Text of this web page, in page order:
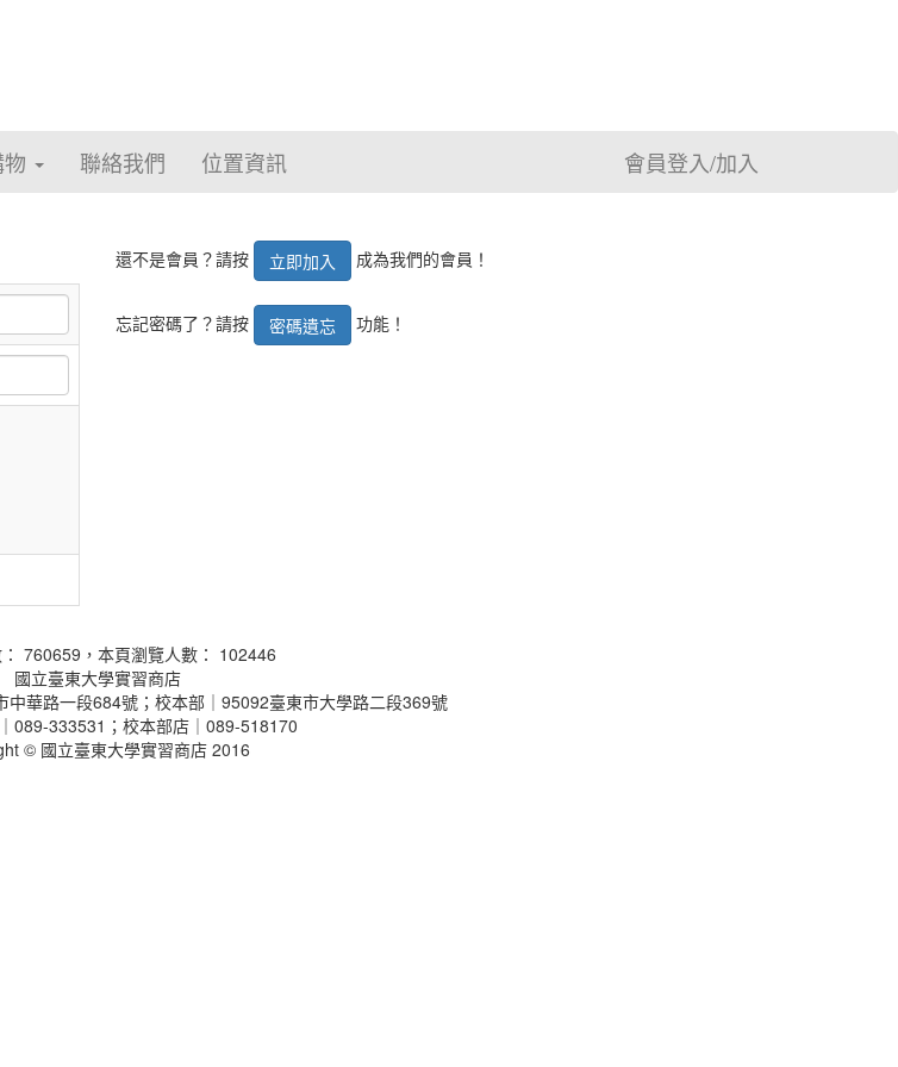
會員登入/加入
聯絡我們 位置資訊
還不是會員？請按 立即加入 成為我們的會員！
忘記密碼了？請按 密碼遺忘 功能！
760659，本頁瀏覽人數： 102446
國立臺東大學實習商店
華路一段684號；校本部｜95092臺東市大學路二段369號
089-333531；校本部店｜089-518170
© 國立臺東大學實習商店 2016